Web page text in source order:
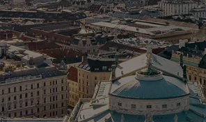
ッ
プ
へ